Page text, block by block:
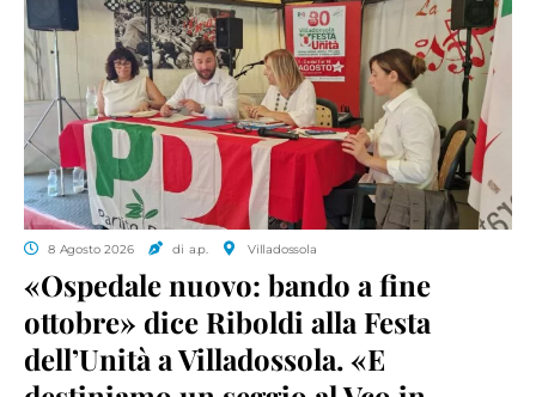
8 Agosto 2026 di a.p. Villadossola
«Ospedale nuovo: bando a fine
ottobre» dice Riboldi alla Festa
dell’Unità a Villadossola. «E